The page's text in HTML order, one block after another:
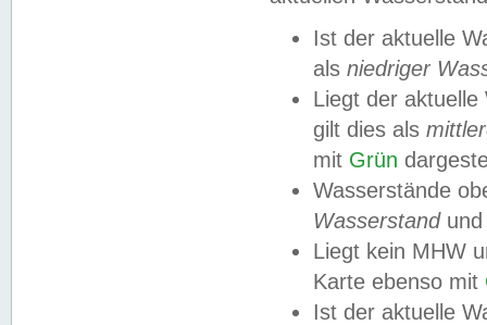
Ist der aktuelle
als niedriger
Liegt der
gilt dies als
mit Grün
Wasserstände
Wasserstandund
Liegt kein MHW
Karte ebenso mit
Ist der aktuelle